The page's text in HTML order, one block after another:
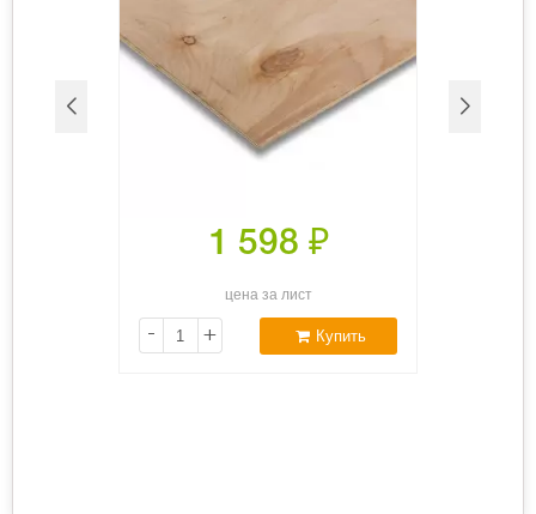
1 598 ₽
цена за лист
- + Купить